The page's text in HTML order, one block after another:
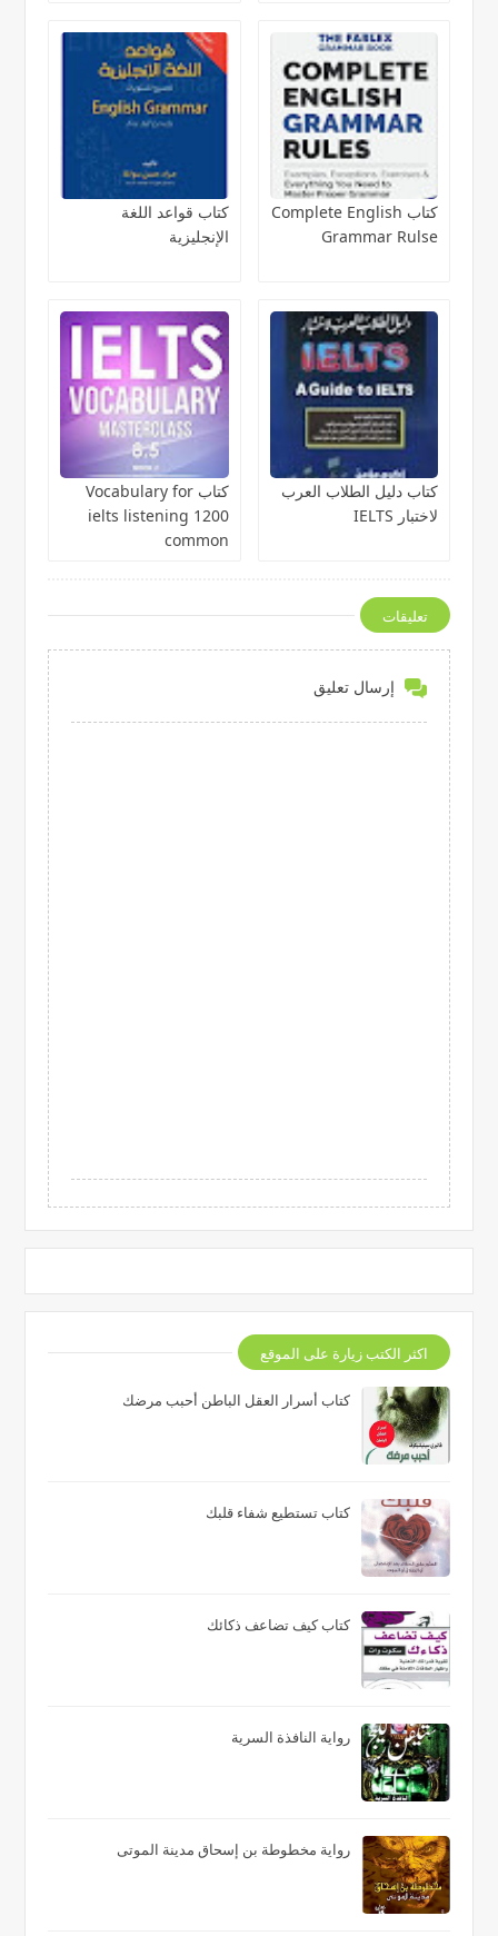
كتاب Complete English
Grammar Rulse
كتاب قواعد اللغة
الإنجليزية
كتاب دليل الطلاب العرب
لاختبار IELTS
كتاب Vocabulary for
ielts listening 1200
common
تعليقات
إرسال تعليق
اكثر الكتب زيارة على الموقع
كتاب أسرار العقل الباطن أحبب مرضك
كتاب تستطيع شفاء قلبك
كتاب كيف تضاعف ذكائك
رواية النافذة السرية
رواية مخطوطة بن إسحاق مدينة الموتى